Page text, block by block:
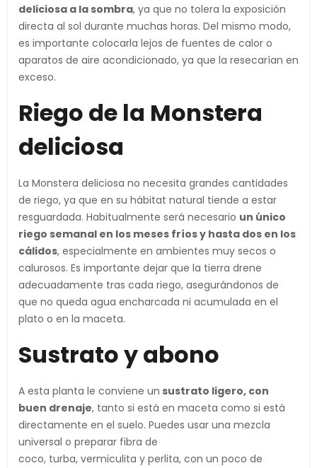
deliciosa a la sombra, ya que no tolera la exposición
directa al sol durante muchas horas. Del mismo modo,
es importante colocarla lejos de fuentes de calor o
aparatos de aire acondicionado, ya que la resecarían en
exceso.
Riego de la Monstera
deliciosa
La Monstera deliciosa no necesita grandes cantidades
de riego, ya que en su hábitat natural tiende a estar
resguardada. Habitualmente será necesario un único
riego semanal en los meses fríos y hasta dos en los
cálidos, especialmente en ambientes muy secos o
calurosos. Es importante dejar que la tierra drene
adecuadamente tras cada riego, asegurándonos de
que no queda agua encharcada ni acumulada en el
plato o en la maceta.
Sustrato y abono
A esta planta le conviene un sustrato ligero, con
buen drenaje, tanto si está en maceta como si está
directamente en el suelo. Puedes usar una mezcla
universal o preparar fibra de
coco, turba, vermiculita y perlita, con un poco de